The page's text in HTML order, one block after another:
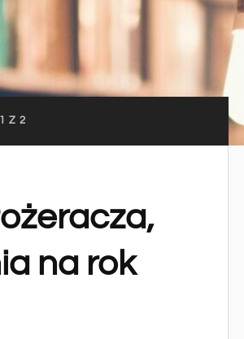
Z 2
na rok